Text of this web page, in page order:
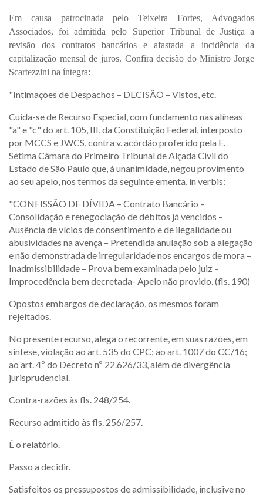
Em causa patrocinada pelo Teixeira Fortes, Advogados
Associados, foi admitida pelo Superior Tribunal de Justiça a
revisão dos contratos bancários e afastada a incidência da
capitalização mensal de juros. Confira decisão do Ministro Jorge
Scartezzini na íntegra:
"Intimações de Despachos – DECISÃO – Vistos, etc.
Cuida-se de Recurso Especial, com fundamento nas alíneas
"a" e "c" do art. 105, III, da Constituição Federal, interposto
por MCCS e JWCS, contra v. acórdão proferido pela E.
Sétima Câmara do Primeiro Tribunal de Alçada Civil do
Estado de São Paulo que, à unanimidade, negou provimento
ao seu apelo, nos termos da seguinte ementa, in verbis:
"CONFISSÃO DE DÍVIDA – Contrato Bancário –
Consolidação e renegociação de débitos já vencidos –
Ausência de vícios de consentimento e de ilegalidade ou
abusividades na avença – Pretendida anulação sob a alegação
e não demonstrada de irregularidade nos encargos de mora –
Inadmissibilidade – Prova bem examinada pelo juiz –
Improcedência bem decretada- Apelo não provido. (fls. 190)
Opostos embargos de declaração, os mesmos foram
rejeitados.
No presente recurso, alega o recorrente, em suas razões, em
síntese, violação ao art. 535 do CPC; ao art. 1007 do CC/16;
ao art. 4º do Decreto nº 22.626/33, além de divergência
jurisprudencial.
Contra-razões às fls. 248/254.
Recurso admitido às fls. 256/257.
É o relatório.
Passo a decidir.
Satisfeitos os pressupostos de admissibilidade, inclusive no